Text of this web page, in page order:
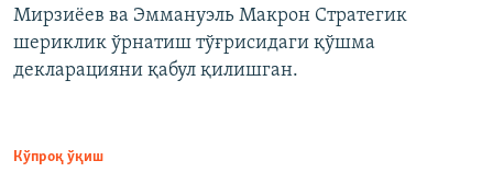
Мирзиёев ва Эммануэль Макрон Стратегик
шериклик ўрнатиш тўғрисидаги қўшма
декларацияни қабул қилишган.
Кўпроқ ўқиш